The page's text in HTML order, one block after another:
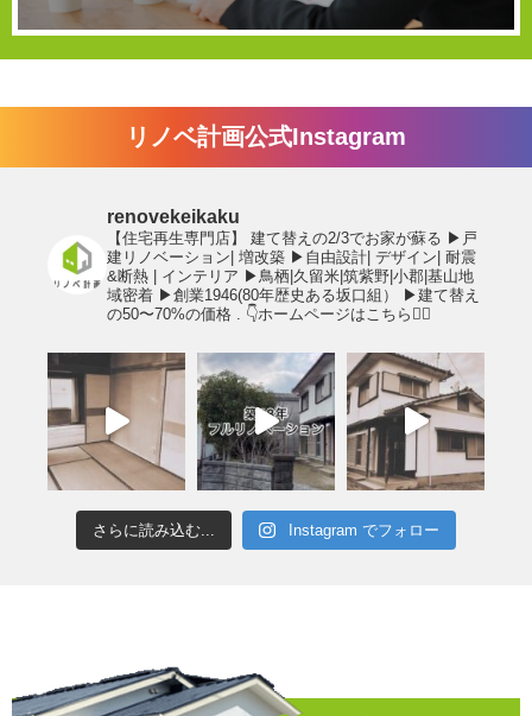
リノベ計画公式Instagram
renovekeikaku
【住宅再生専門店】 建て替えの2/3でお家が蘇る ▶︎戸
建リノベーション| 増改築 ▶︎自由設計| デザイン| 耐震
&断熱 | インテリア ▶︎鳥栖|久留米|筑紫野|小郡|基山地
域密着 ▶︎創業1946(80年歴史ある坂口組）
▶︎建て替え
の50〜70%の価格
👇ホームページはこちら💁‍♂️
さらに読み込む... Instagram でフォロー